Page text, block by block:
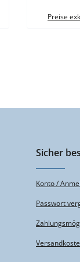
30
Preise
Sicher
Konto /
Passwort